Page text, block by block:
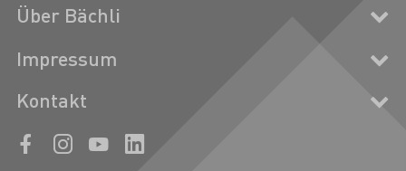
Über Bächli
Impressum
Kontakt